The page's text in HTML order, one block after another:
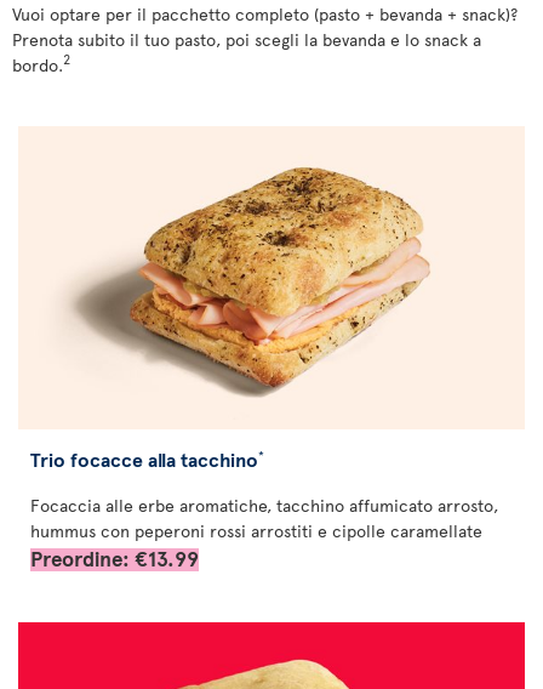
Vuoi optare per il pacchetto completo (pasto + bevanda + snack)?
Prenota subito il tuo pasto, poi scegli la bevanda e lo snack a
bordo.2
Trio focacce alla tacchino*
Focaccia alle erbe aromatiche, tacchino affumicato arrosto,
hummus con peperoni rossi arrostiti e cipolle caramellate
Preordine: €13.99